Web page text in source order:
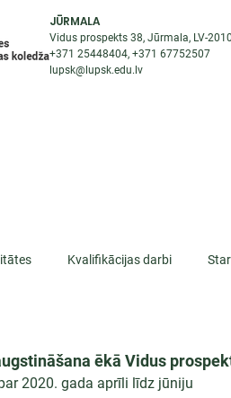
JŪRMALA
Vidus prospekts 38, Jūrmala, LV-
+371 25448404, +371 67752507
lupsk@lupsk.edu.lv
Kvalifikācijas darbi
ēkā Vidus
2020. gada aprīli līdz jūniju